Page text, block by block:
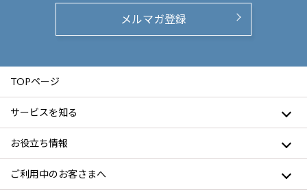
メルマガ登録
TOPページ
サービスを知る
お役立ち情報
ご利用中のお客さまへ